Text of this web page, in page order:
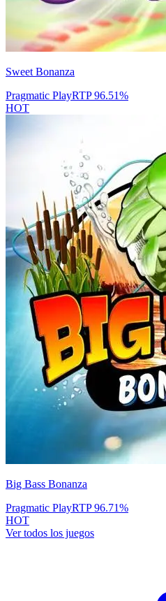
Sweet Bonanza
Pragmatic PlayRTP96.51%
HOT
Big Bass Bonanza
Pragmatic PlayRTP96.71%
HOT
Ver todos los juegos